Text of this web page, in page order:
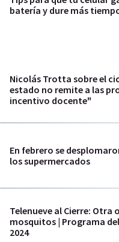
batería y dure más
Nicolás Trotta sobre el
estado no remite a las
incentivo docente"
En febrero se
los supermercados
Telenueve al Cierre: Otra
mosquitos | Programa
2024